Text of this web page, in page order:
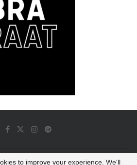
Dash All Rights Reserved
to improve your experience. We'll